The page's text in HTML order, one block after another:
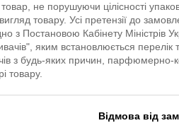
товар, не порушуючи цілісності
товару. Усі претензії до
з Постановою Кабінету
яким встановлюється перелік
з будь-яких причин,
товару.
Відмова від